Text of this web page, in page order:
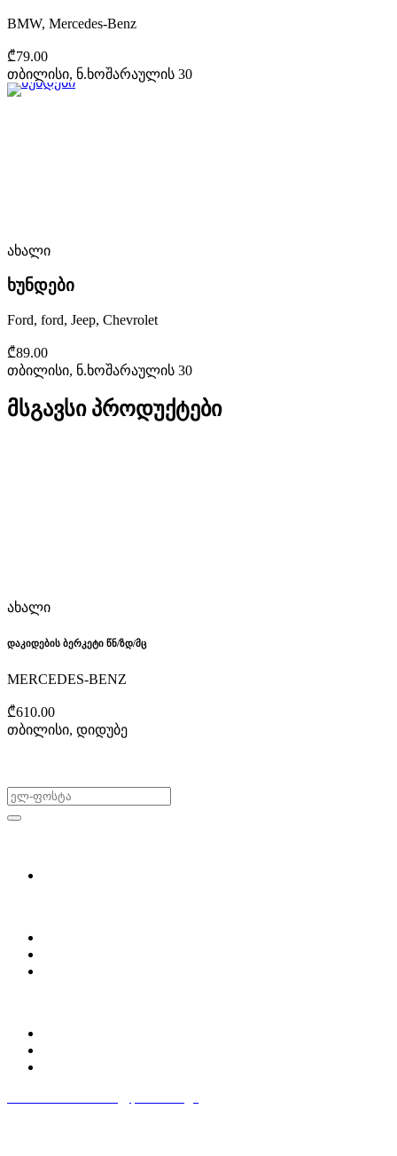
BMW, Mercedes-Benz
₾79.00
თბილისი, ნ.ხოშარაულის 30
ახალი
ხუნდები
Ford, ford, Jeep, Chevrolet
₾89.00
თბილისი, ნ.ხოშარაულის 30
მსგავსი პროდუქტები
ახალი
დაკიდების ბერკეტი წნ/ზდ/მც
MERCEDES-BENZ
₾610.00
თბილისი, დიდუბე